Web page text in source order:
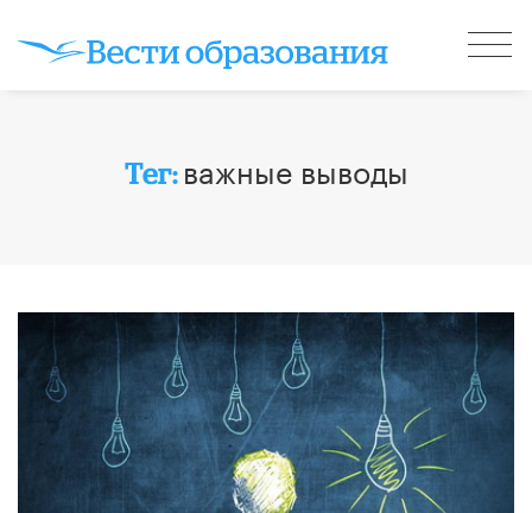
Тег: важные выводы